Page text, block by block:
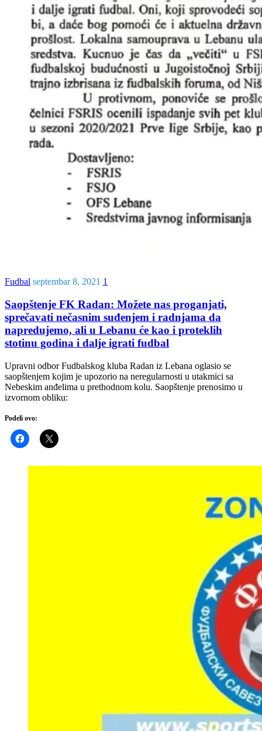
Fudbal septembar 8, 2021 1
Saopštenje FK Radan: Možete nas proganjati,
sprečavati nečasnim suđenjem i radnjama da
napredujemo, ali u Lebanu će kao i proteklih
stotinu godina i dalje igrati fudbal
Upravni odbor Fudbalskog kluba Radan iz Lebana oglasio se
saopštenjem kojim je upozorio na neregularnosti u utakmici sa
Nebeskim anđelima u prethodnom kolu. Saopštenje prenosimo u
izvornom obliku:
Podeli ovo: